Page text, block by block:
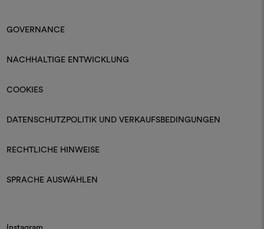
GOVERNANCE
NACHHALTIGE ENTWICKLUNG
COOKIES
DATENSCHUTZPOLITIK UND VERKAUFSBEDINGUNGEN
RECHTLICHE HINWEISE
SPRACHE AUSWÄHLEN